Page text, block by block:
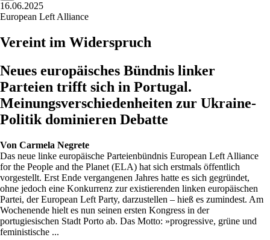
16.06.2025
European Left Alliance
Vereint im Widerspruch
Neues europäisches Bündnis linker
Parteien trifft sich in Portugal.
Meinungsverschiedenheiten zur Ukraine-
Politik dominieren Debatte
Von Carmela Negrete
Das neue linke europäische Parteienbündnis European Left Alliance
for the People and the Planet (ELA) hat sich erstmals öffentlich
vorgestellt. Erst Ende vergangenen Jahres hatte es sich gegründet,
ohne jedoch eine Konkurrenz zur existierenden linken europäischen
Partei, der European Left Party, darzustellen – hieß es zumindest. Am
Wochenende hielt es nun seinen ersten Kongress in der
portugiesischen Stadt Porto ab. Das Motto: »progressive, grüne und
feministische ...